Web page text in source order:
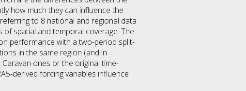
how much they can influence the
to 8 national and regional data
spatial and temporal coverage. The
performance with a two-period split-
in the same region (and in
ones or the original time-
derived forcing variables influence